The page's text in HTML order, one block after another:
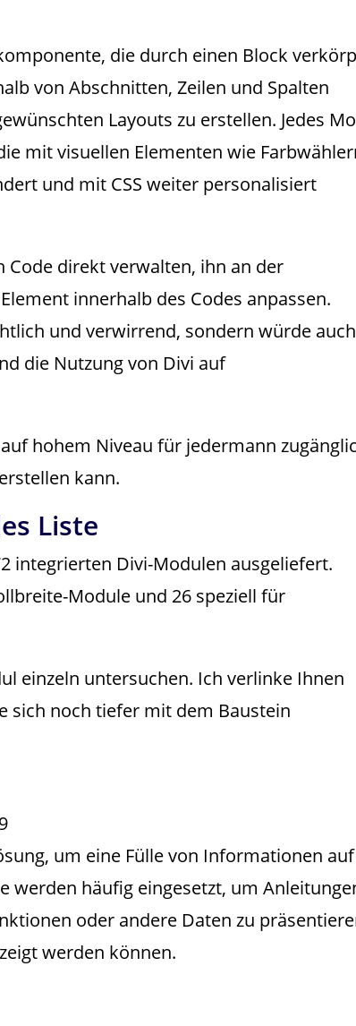
die durch einen Block
von Abschnitten, Zeilen und Spalten
Layouts zu erstellen. Jedes
mit visuellen Elementen wie
und mit CSS weiter personalisiert
Code direkt verwalten, ihn an der
innerhalb des Codes anpassen.
und verwirrend, sondern würde auch
die Nutzung von Divi auf
hohem Niveau für jedermann
kann.
Liste
integrierten Divi-Modulen ausgeliefert.
Module und 26 speziell für
einzeln untersuchen. Ich verlinke Ihnen
sich noch tiefer mit dem Baustein
um eine Fülle von Informationen auf
werden häufig eingesetzt, um
oder andere Daten zu
werden können.